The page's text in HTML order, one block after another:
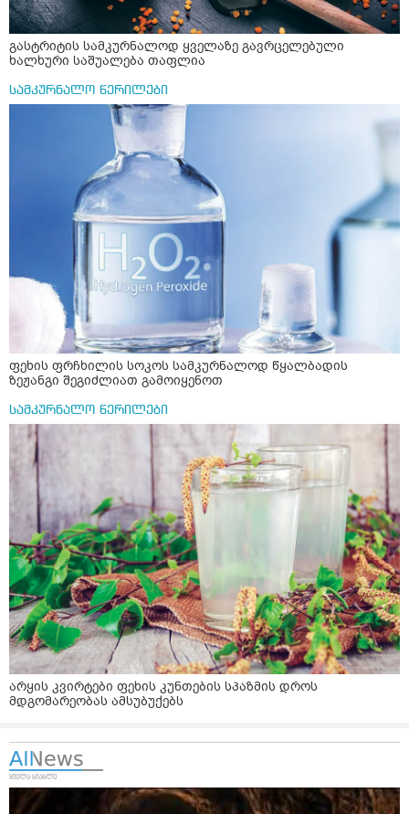
გასტრიტის სამკურნალოდ ყველაზე გავრცელებული
ხალხური საშუალება თაფლია
სამკურნალო წერილები
ფეხის ფრჩხილის სოკოს სამკურნალოდ წყალბადის
ზეჟანგი შეგიძლიათ გამოიყენოთ
სამკურნალო წერილები
არყის კვირტები ფეხის კუნთების სპაზმის დროს
მდგომარეობას ამსუბუქებს